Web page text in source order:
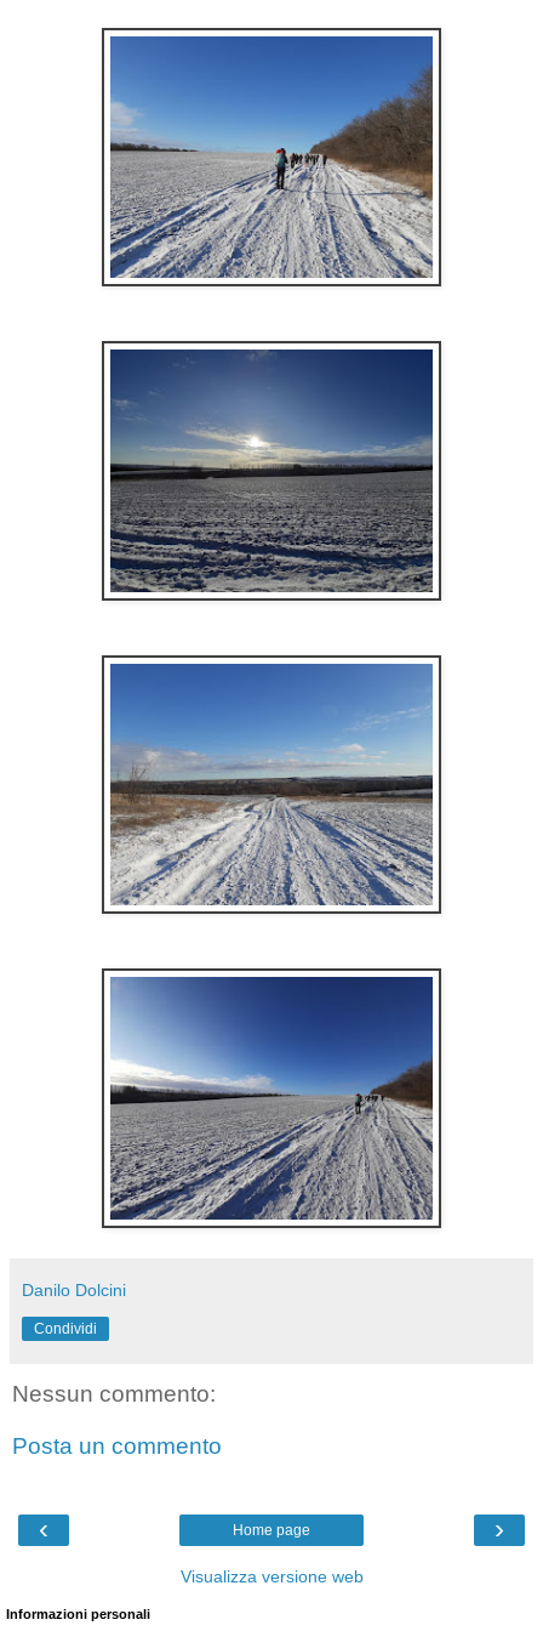
Danilo Dolcini
Condividi
Nessun commento:
Posta un commento
‹ ›
Home page
Visualizza versione web
Informazioni personali